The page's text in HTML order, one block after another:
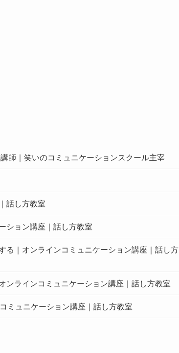
師｜笑いのコミュニケーションスクール主宰
話し方教室
ション講座｜話し方教室
る｜オンラインコミュニケーション講座｜話し方
ラインコミュニケーション講座｜話し方教室
ミュニケーション講座｜話し方教室